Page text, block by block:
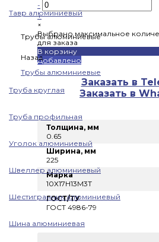
Тавр алюминиевый
Трубы алюминиевые
Назад
Трубы алюминиевые
Труба круглая
Труба профильная
Уголок алюминиевый
Швеллер алюминиевый
Шестигранник алюминиевый
Шина алюминиевая
-
+
×
Выбрано максимальное
для заказа
В корзину
Добавлено
Заказать в
Заказать в
Толщина, мм
0.65
Ширина, мм
225
Марка
10Х17Н13М3Т
ГОСТ/ТУ
ГОСТ 4986-79